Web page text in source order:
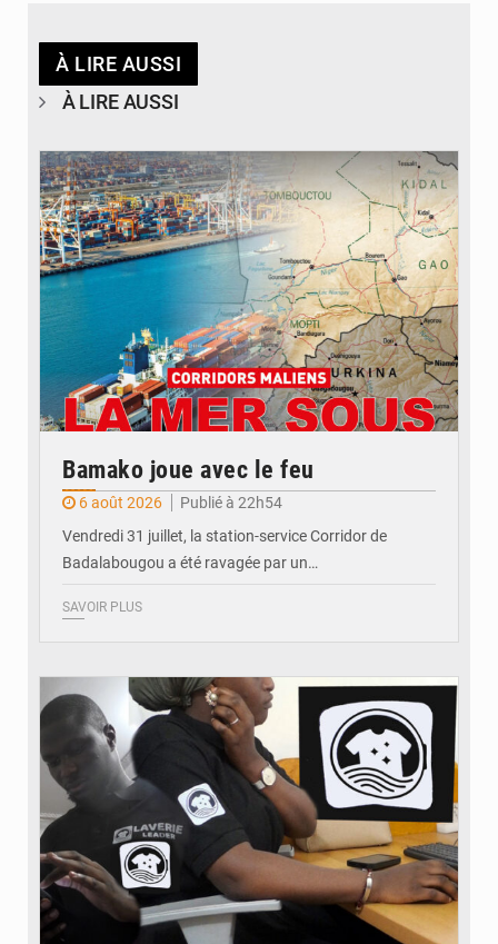
À LIRE AUSSI
À LIRE AUSSI
© JDM
Bamako joue avec le feu
6 août 2026
Publié à 22h54
Vendredi 31 juillet, la station-service Corridor de
Badalabougou a été ravagée par un…
SAVOIR PLUS